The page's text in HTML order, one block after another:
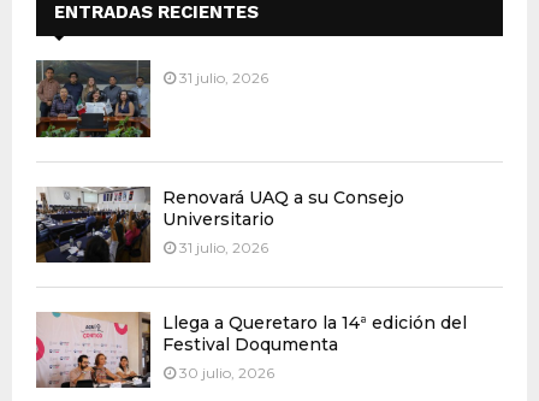
ENTRADAS RECIENTES
31 julio, 2026
Renovará UAQ a su Consejo
Universitario
31 julio, 2026
Llega a Queretaro la 14ª edición del
Festival Doqumenta
30 julio, 2026